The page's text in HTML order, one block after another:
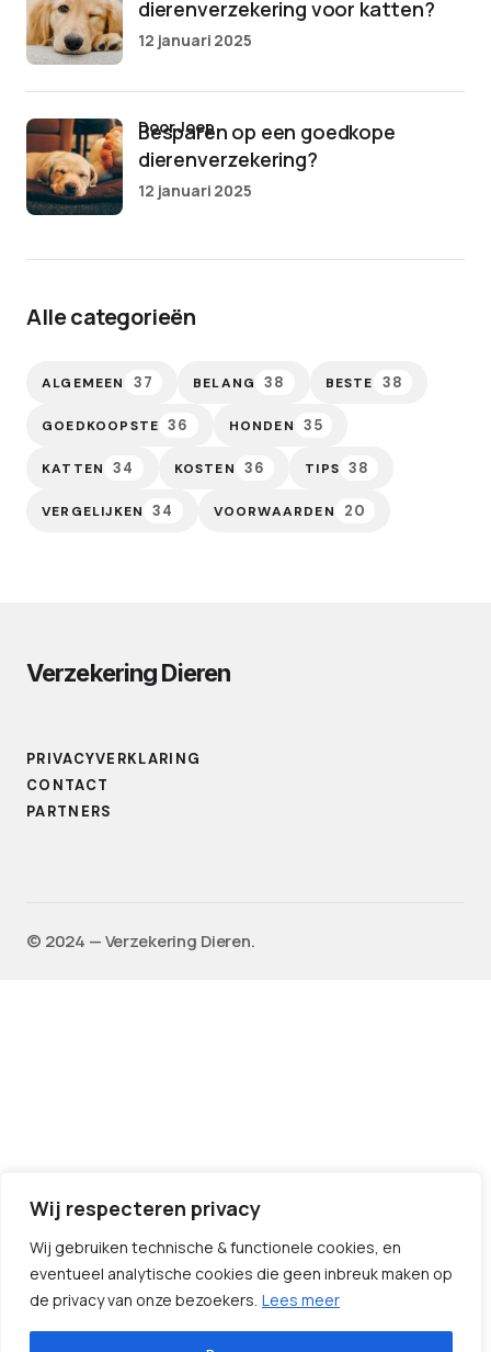
Wij respecteren privacy
Wij gebruiken technische & functionele cookies, en
eventueel analytische cookies die geen inbreuk maken op
de privacy van onze bezoekers. Lees meer
dierenverzekering voor katten?
12 januari 2025
Besparen op een goedkope
dierenverzekering?
door Joep
12 januari 2025
Alle categorieën
ALGEMEEN 37 BELANG 38 BESTE 38
GOEDKOOPSTE 36 HONDEN 35
KATTEN 34 KOSTEN 36 TIPS 38
VERGELIJKEN 34 VOORWAARDEN 20
Verzekering Dieren
PRIVACYVERKLARING
CONTACT
PARTNERS
©️ 2024 — Verzekering Dieren.